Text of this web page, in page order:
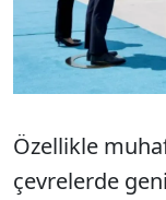
Özellikle
çevrelerde